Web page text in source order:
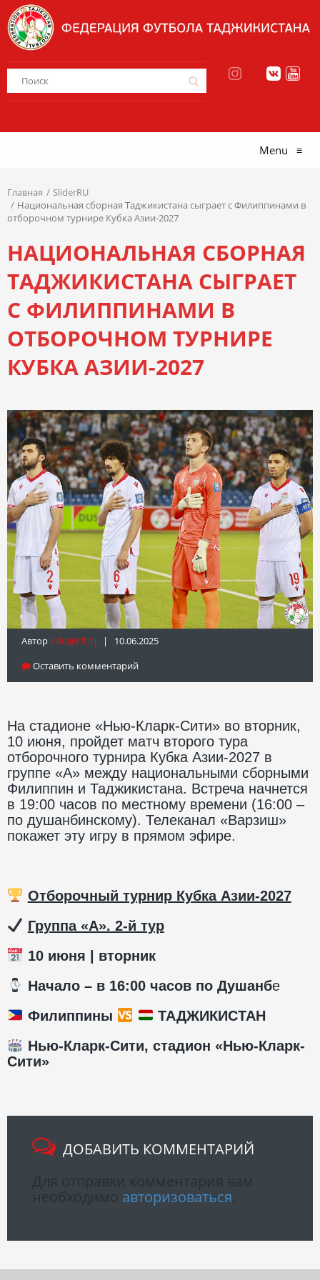
Menu ≡
Главная
SliderRU
Национальная сборная Таджикистана сыграет с Филиппинами в
отборочном турнире Кубка Азии-2027
НАЦИОНАЛЬНАЯ СБОРНАЯ
ТАДЖИКИСТАНА СЫГРАЕТ
С ФИЛИППИНАМИ В
ОТБОРОЧНОМ ТУРНИРЕ
КУБКА АЗИИ-2027
Автор Info@fft.tj | 10.06.2025
Оставить комментарий
На стадионе «Нью-Кларк-Сити» во вторник,
10 июня, пройдет матч второго тура
отборочного турнира Кубка Азии-2027 в
группе «А» между национальными сборными
Филиппин и Таджикистана. Встреча начнется
в 19:00 часов по местному времени (16:00 –
по душанбинскому). Телеканал «Варзиш»
покажет эту игру в прямом эфире.
Отборочный турнир Кубка Азии-2027
Группа «А». 2-й тур
10 июня | вторник
️ Начало – в 16:00 часов по Душанбе
Филиппины
ТАДЖИКИСТАН
Нью-Кларк-Сити, стадион «Нью-Кларк-
Сити»
ДОБАВИТЬ КОММЕНТАРИЙ
авторизоваться